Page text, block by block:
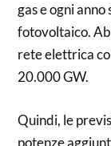
gas e ogni
fotovoltaico.
rete elettrica
20.000 GW.
Quindi, le
potenze